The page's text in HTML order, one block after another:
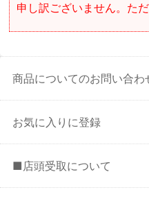
申し訳ございません。た
商品についてのお問い合わ
お気に入りに登録
■店頭受取について